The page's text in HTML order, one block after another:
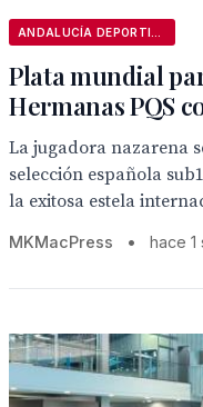
Plata mundial
Hermanas PQS
La jugadora nazarena
selección española
la exitosa estela
MKMacPress • hace 1